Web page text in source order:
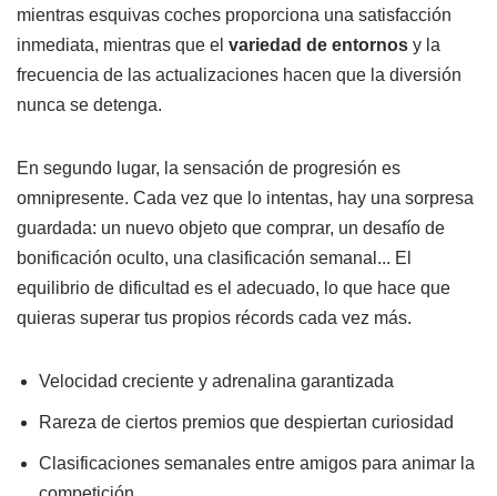
mientras esquivas coches proporciona una satisfacción
inmediata, mientras que el variedad de entornos y la
frecuencia de las actualizaciones hacen que la diversión
nunca se detenga.
En segundo lugar, la sensación de progresión es
omnipresente. Cada vez que lo intentas, hay una sorpresa
guardada: un nuevo objeto que comprar, un desafío de
bonificación oculto, una clasificación semanal... El
equilibrio de dificultad es el adecuado, lo que hace que
quieras superar tus propios récords cada vez más.
Velocidad creciente y adrenalina garantizada
Rareza de ciertos premios que despiertan curiosidad
Clasificaciones semanales entre amigos para animar la